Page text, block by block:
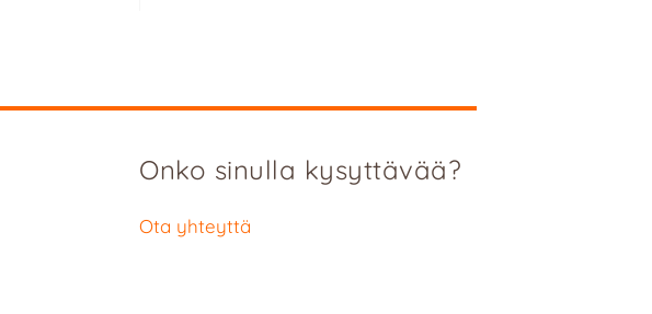
Onko sinulla kysyttävää?
Ota yhteyttä